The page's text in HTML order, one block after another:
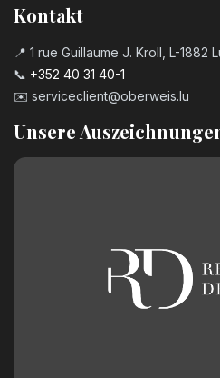
Kontakt
📍 1 rue Guillaume J. Kroll, L-1882
📞 +352 40 31 40-1
✉️ serviceclient@oberweis.lu
Unsere